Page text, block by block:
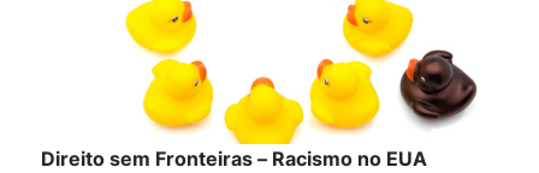
Direito sem Fronteiras – Racismo no EUA